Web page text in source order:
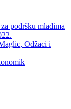
podršku mladima
Odžaci i